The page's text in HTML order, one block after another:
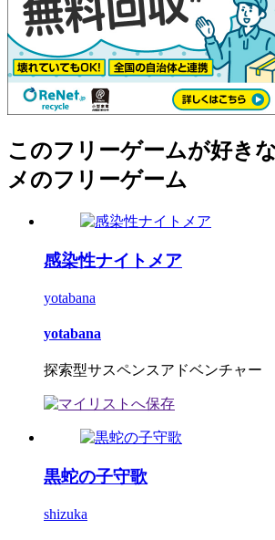
このフリーゲームが好き
メのフリーゲーム
感染性ナイトメア
yotabana
yotabana
探索型サスペンスアドベンチャー
黒蛇の子守歌
shizuka